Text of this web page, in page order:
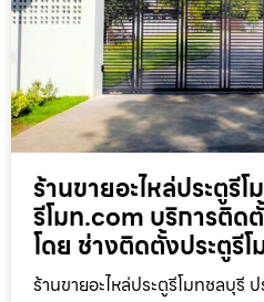
ร้านขายอะไหล่ประตูรี
รีโมท.com บริการติด
โดย ช่างติดตั้งประตูรี
ร้านขายอะไหล่ประตูรีโมทชลบุรี